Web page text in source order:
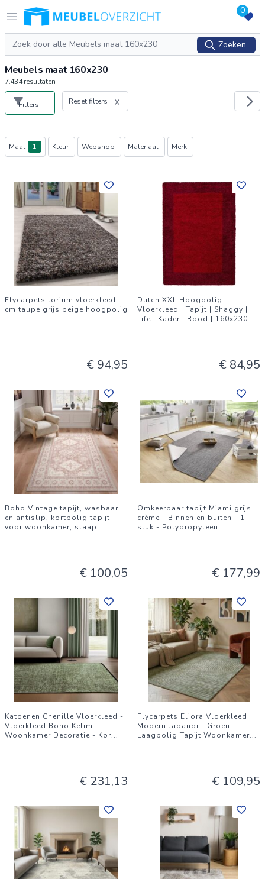
Open menu
Logo Meubeloverzicht.nl 0
Zoeken
Zoeken
Meubels maat 160x230
7.434resultaten
Filters Reset filters
Producten
Maat 1 Kleur Webshop Materiaal Merk
Flycarpets lorium vloerkleed
cm taupe grijs beige hoogpolig
€ 94,95
Dutch XXL Hoogpolig
Vloerkleed | Tapijt | Shaggy |
Life | Kader | Rood | 160x230...
€ 84,95
Boho Vintage tapijt, wasbaar
en antislip, kortpolig tapijt
voor woonkamer, slaap...
€ 100,05
Omkeerbaar tapijt Miami grijs
crème - Binnen en buiten - 1
stuk - Polypropyleen ...
€ 177,99
Katoenen Chenille Vloerkleed -
Vloerkleed Boho Kelim -
Woonkamer Decoratie - Kor...
€ 231,13
Flycarpets Eliora Vloerkleed
Modern Japandi - Groen -
Laagpolig Tapijt Woonkamer...
€ 109,95